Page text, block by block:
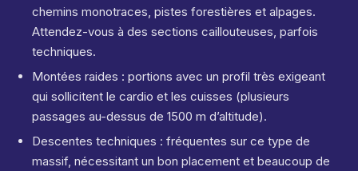
chemins monotraces, pistes forestières et alpages.
Attendez-vous à des sections caillouteuses, parfois
techniques.
Montées raides : portions avec un profil très exigeant
qui sollicitent le cardio et les cuisses (plusieurs
passages au-dessus de 1500 m d’altitude).
Descentes techniques : fréquentes sur ce type de
massif, nécessitant un bon placement et beaucoup de